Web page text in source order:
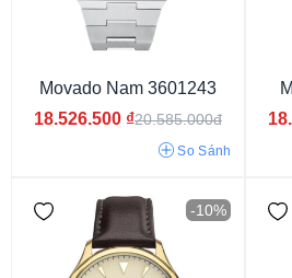
Mặt tròn Mặt chữ nhật Mặt vuông
Movado Nam 3601243
18.526.500 ₫20.585.000đ
So Sánh
-10%